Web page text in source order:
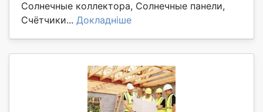
Солнечные коллектора, Солнечные панели,
Счётчики... Докладніше